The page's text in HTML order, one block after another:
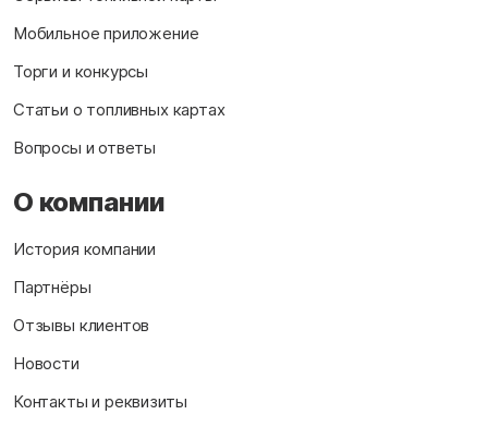
Мобильное приложение
Торги и конкурсы
Статьи о топливных картах
Вопросы и ответы
О компании
История компании
Партнёры
Отзывы клиентов
Новости
Контакты и реквизиты